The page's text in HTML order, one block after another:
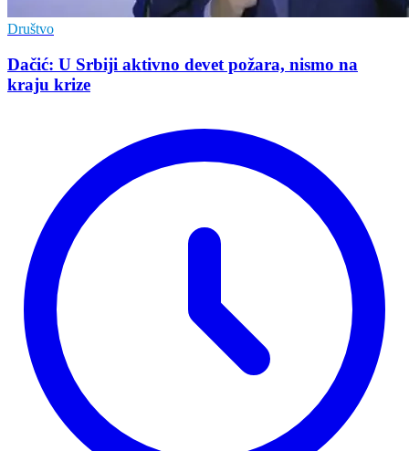
Društvo
Dačić: U Srbiji aktivno devet požara, nismo na
kraju krize